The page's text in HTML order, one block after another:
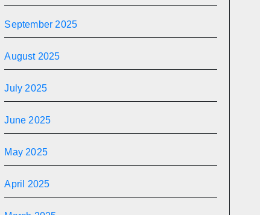
September 2025
August 2025
July 2025
June 2025
May 2025
April 2025